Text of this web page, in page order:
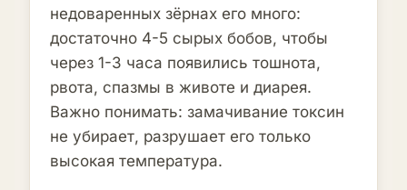
недоваренных зёрнах его много:
достаточно 4-5 сырых бобов, чтобы
через 1-3 часа появились тошнота,
рвота, спазмы в животе и диарея.
Важно понимать: замачивание токсин
не убирает, разрушает его только
высокая температура.